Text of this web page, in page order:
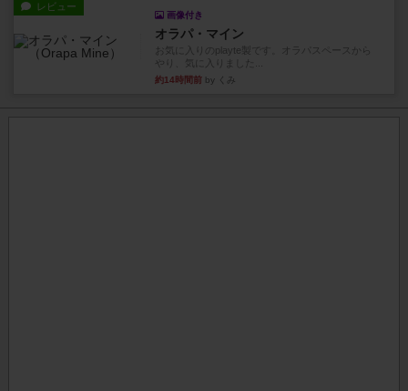
レビュー
画像付き
オラパ・マイン
お気に入りのplayte製です。オラパスペースから
やり、気に入りました...
約14時間前 by くみ